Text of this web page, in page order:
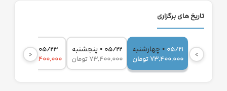
تاریخ های برگزاری
›
05/21
•چهارشنبه
73,400,000 تومان
05/22
• پنجشنبه
73,400,000 تومان
05/23
•جمعه
75,400,000 تومان
‹